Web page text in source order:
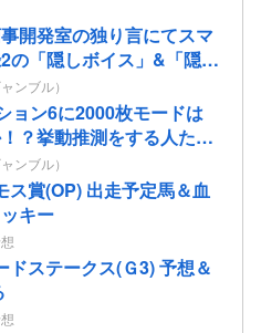
事開発室の独り言にてスマ
の「隠しボイス」&「隠し
Real）」解放コマンドが
ンブル）
ョン6に2000枚モードは
？挙動推測をする人たち
ンブル）
ス賞(OP) 出走予定馬＆血
キー
ドステークス(Ｇ3) 予想＆